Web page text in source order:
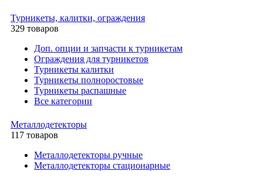
Турникеты, калитки, ограждения
329 товаров
Доп. опции и запчасти к турникетам
Ограждения для турникетов
Турникеты калитки
Турникеты полноростовые
Турникеты распашные
Все категории
Металлодетекторы
117 товаров
Металлодетекторы ручные
Металлодетекторы стационарные